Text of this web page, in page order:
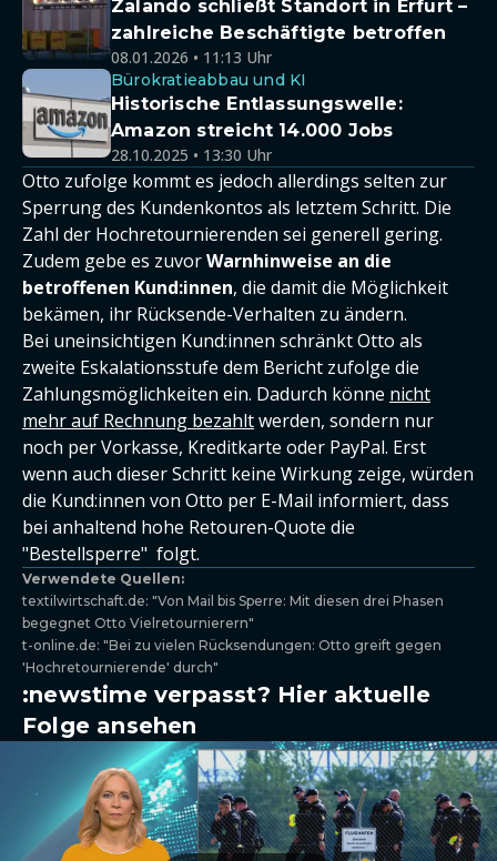
Zalando schließt Standort in Erfurt –
zahlreiche Beschäftigte betroffen
08.01.2026 • 11:13 Uhr
Bürokratieabbau und KI
Historische Entlassungswelle:
Amazon streicht 14.000 Jobs
28.10.2025 • 13:30 Uhr
Otto zufolge kommt es jedoch allerdings selten zur
Sperrung des Kundenkontos als letztem Schritt. Die
Zahl der Hochretournierenden sei generell gering.
Zudem gebe es zuvorWarnhinweise an die
betroffenen Kund:innen, die damit die Möglichkeit
bekämen, ihr Rücksende-Verhalten zu ändern.
Bei uneinsichtigen Kund:innen schränkt Otto als
zweite Eskalationsstufe dem Bericht zufolge die
Zahlungsmöglichkeiten ein. Dadurch könne nicht
mehr auf Rechnung bezahltwerden, sondern nur
noch per Vorkasse, Kreditkarte oder PayPal. Erst
wenn auch dieser Schritt keine Wirkung zeige, würden
die Kund:innen von Otto per E-Mail informiert, dass
bei anhaltend hohe Retouren-Quote die
"Bestellsperre" folgt.
Verwendete Quellen:
textilwirtschaft.de: "Von Mail bis Sperre: Mit diesen drei Phasen
begegnet Otto Vielretournierern"
t-online.de: "Bei zu vielen Rücksendungen: Otto greift gegen
'Hochretournierende' durch"
:newstime verpasst? Hier aktuelle
Folge ansehen